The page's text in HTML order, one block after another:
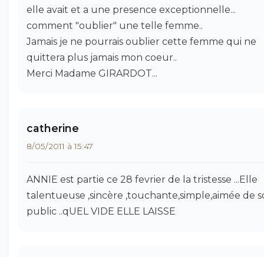
elle avait et a une presence exceptionnelle...
comment "oublier" une telle femme..
Jamais je ne pourrais oublier cette femme qui ne
quittera plus jamais mon coeur..
Merci Madame GIRARDOT...
catherine
8/05/2011 à 15:47
ANNIE est partie ce 28 fevrier de la tristesse ...Elle
talentueuse ,sincère ,touchante,simple,aimée de
public ..qUEL VIDE ELLE LAISSE